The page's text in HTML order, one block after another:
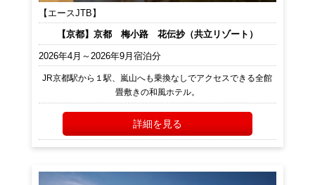
【エースJTB】
【京都】京都 梅小路 花伝抄（共立リゾート）
2026年4月～2026年9月宿泊分
JR京都駅から１駅、嵐山へも乗換なしでアクセスできる全館
畳敷きの和風ホテル。
詳細を見る